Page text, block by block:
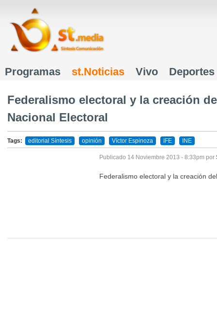
Menú principal
Programas st.Noticias Vivo Deportes
Federalismo electoral y la creación
Nacional Electoral
Tags: editorial Síntesis opinión Víctor Espinoza IFE INE
Publicado 14 Noviembre 2013 - 8:33pm por
Federalismo electoral y la creación